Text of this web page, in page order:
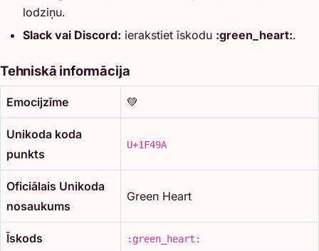
lodziņu.
Slack vai Discord: ierakstiet īskodu :green_heart:.
Tehniskā informācija
Emocijzīme 💚
Unikoda koda
punkts
U+1F49A
Oficiālais Unikoda
nosaukums
Green Heart
Īskods :green_heart: